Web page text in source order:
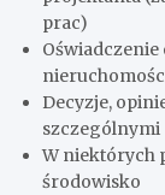
prac)
Decyzje,
szczególnymi
W niektórych
środowisko